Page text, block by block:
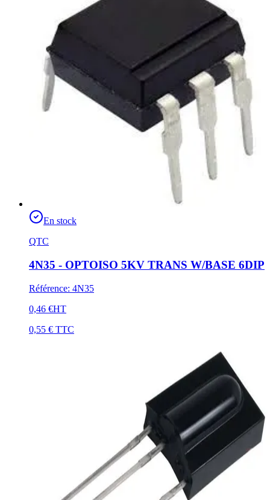
En stock
QTC
4N35 - OPTOISO 5KV TRANS W/BASE 6DIP
Référence: 4N35
0,46 €HT
0,55 € TTC